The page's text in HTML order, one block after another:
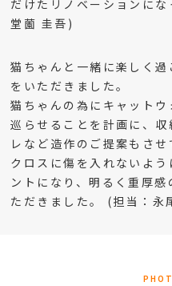
だけたリノベーションに
堂薗 圭吾)
猫ちゃんと一緒に楽しく
をいただきました。
猫ちゃんの為にキャット
巡らせることを計画に、
レなど造作のご提案もさせ
クロスに傷を入れないよ
ントになり、明るく重厚
ただきました。 (担当：永